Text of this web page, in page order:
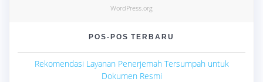
WordPress.org
POS-POS TERBARU
Rekomendasi Layanan Penerjemah Tersumpah untuk
Dokumen Resmi